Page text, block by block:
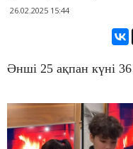
26.02.2025 15:44
​Әнші 25 ақпан күні